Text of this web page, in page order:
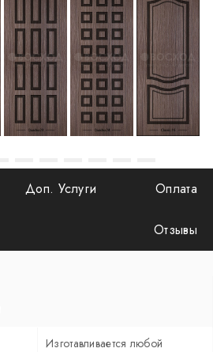
Доп. Услуги Оплата
Отзывы
Изготавливается любой